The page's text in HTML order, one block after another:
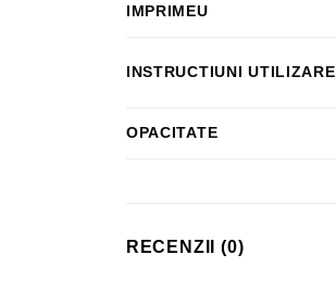
IMPRIMEU
INSTRUCTIUNI UTILIZARE
OPACITATE
RECENZII (0)